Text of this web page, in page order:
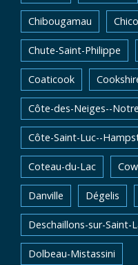
Chibougamau
Chute-Saint-Philippe
Coaticook
Côte-des-Neiges--
Côte-Saint-Luc--
Coteau-du-Lac
Danville Dégelis
Deschaillons-sur-Saint-
Dolbeau-Mistassini